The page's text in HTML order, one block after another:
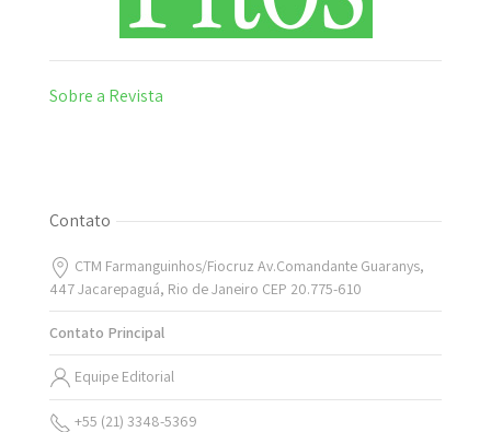
Sobre a Revista
Contato
CTM Farmanguinhos/Fiocruz Av.Comandante Guaranys,
447 Jacarepaguá, Rio de Janeiro CEP 20.775-610
Contato Principal
Equipe Editorial
+55 (21) 3348-5369